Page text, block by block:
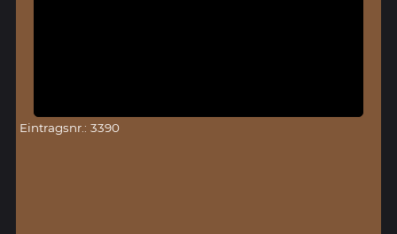
Eintragsnr.: 3390